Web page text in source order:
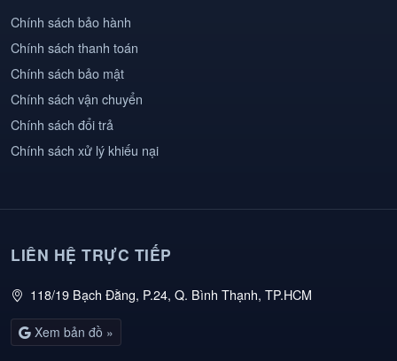
Chính sách bảo hành
Chính sách thanh toán
Chính sách bảo mật
Chính sách vận chuyển
Chính sách đổi trả
Chính sách xử lý khiếu nại
LIÊN HỆ TRỰC TIẾP
118/19 Bạch Đằng, P.24, Q. Bình Thạnh, TP.HCM
Xem bản đồ »